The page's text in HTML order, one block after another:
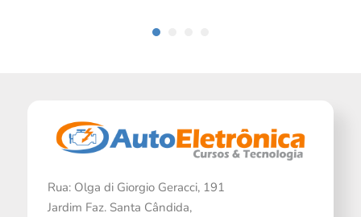
Rua: Olga di Giorgio Geracci, 191
Jardim Faz. Santa Cândida,